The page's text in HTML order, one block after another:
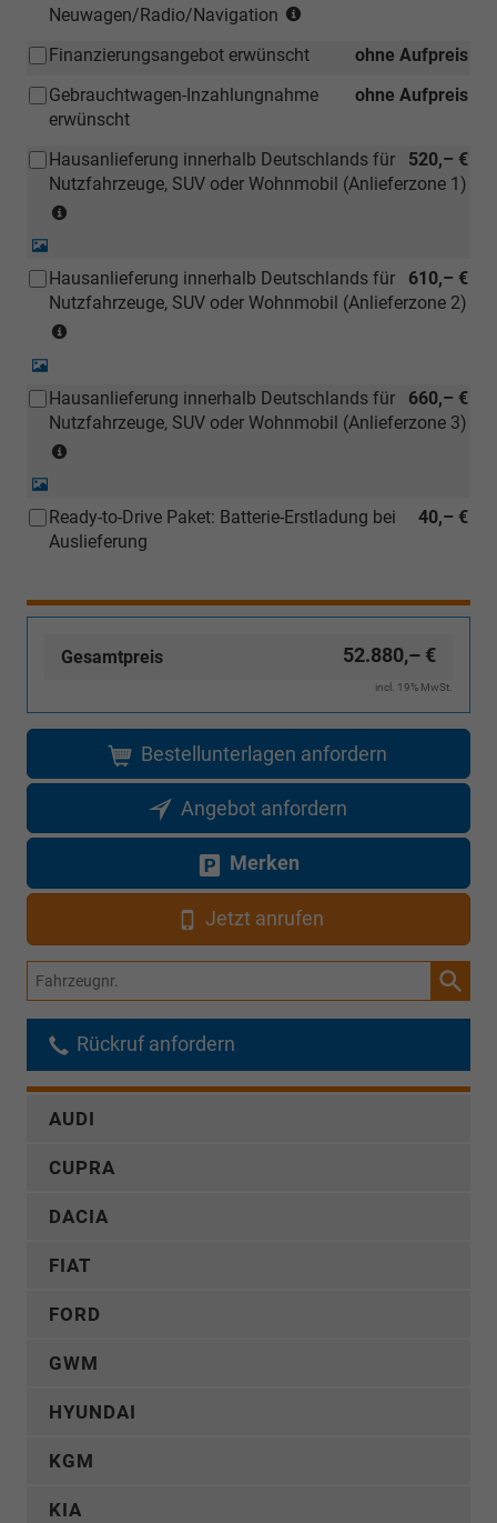
Neuwagen/Radio/Navigation
auch
einem
Händler
kostengünstiger
ohne Aufpreis
Finanzierungsangebot erwünscht
ohne Aufpreis
Gebrauchtwagen-Inzahlungnahme
erwünscht
520,– €
Hausanlieferung innerhalb Deutschlands für
Nutzfahrzeuge, SUV oder Wohnmobil (Anlieferzone 1)
(ausgenommen
Inselanlieferungen)
610,– €
Hausanlieferung innerhalb Deutschlands für
Nutzfahrzeuge, SUV oder Wohnmobil (Anlieferzone 2)
(ausgenommen
Inselanlieferungen)
660,– €
Hausanlieferung innerhalb Deutschlands für
Nutzfahrzeuge, SUV oder Wohnmobil (Anlieferzone 3)
(ausgenommen
Inselanlieferungen)
40,– €
Ready-to-Drive Paket: Batterie-Erstladung bei
Auslieferung
Gesamtpreis 52.880,– €
incl. 19% MwSt.
Bestellunterlagen anfordern
Angebot anfordern
Merken
Jetzt anrufen
Fahrzeugnr.
Rückruf anfordern
AUDI
CUPRA
DACIA
FIAT
FORD
GWM
HYUNDAI
KGM
KIA